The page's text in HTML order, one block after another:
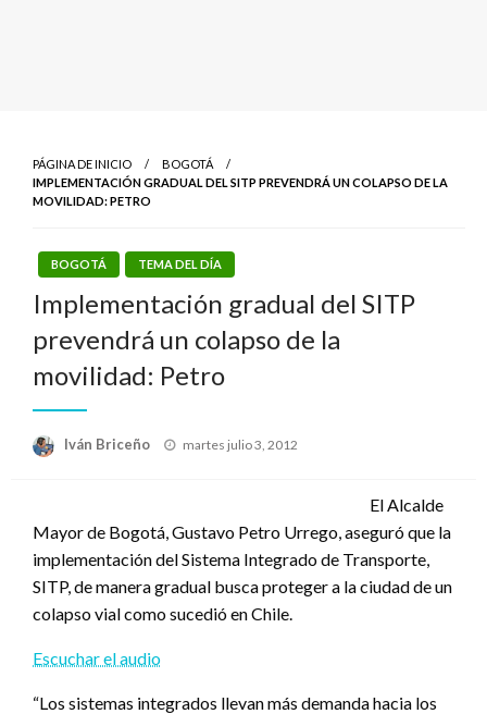
PÁGINA DE INICIO
BOGOTÁ
IMPLEMENTACIÓN GRADUAL DEL SITP PREVENDRÁ UN COLAPSO DE LA
MOVILIDAD: PETRO
BOGOTÁ TEMA DEL DÍA
Implementación gradual del SITP
prevendrá un colapso de la
movilidad: Petro
Iván Briceño
Publicado
martes julio 3, 2012
El Alcalde
Mayor de Bogotá, Gustavo Petro Urrego, aseguró que la
implementación del Sistema Integrado de Transporte,
SITP, de manera gradual busca proteger a la ciudad de un
colapso vial como sucedió en Chile.
Escuchar el audio
“Los sistemas integrados llevan más demanda hacia los